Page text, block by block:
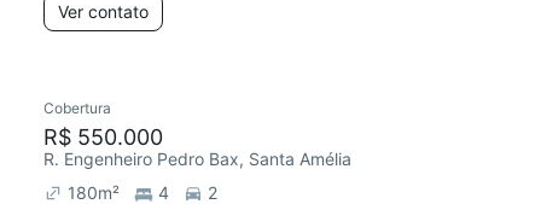
Ver contato
Cobertura
R$ 550.000
R. Engenheiro Pedro Bax, Santa Amélia
180m² 4
2